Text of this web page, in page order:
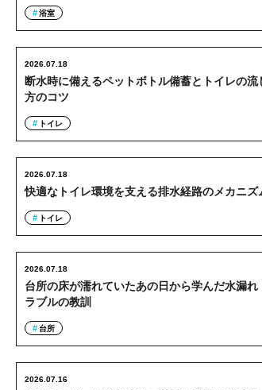
浴室
断水時に備えるペットボトル備蓄とトイレの流
方のコツ
2026.07.18
トイレ
快適なトイレ環境を支える排水経路のメカニズ
2026.07.18
トイレ
台所の床が濡れていたあの日から学んだ水漏れ
ラブルの教訓
2026.07.18
台所
2026.07.16